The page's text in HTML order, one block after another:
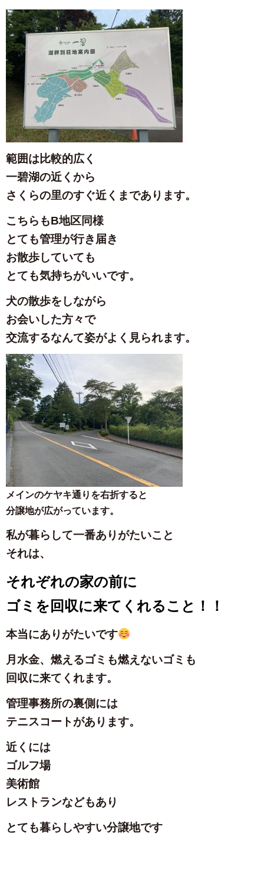
範囲は比較的広く
一碧湖の近くから
さくらの里のすぐ近くまであります。
こちらもB地区同様
とても管理が行き届き
お散歩していても
とても気持ちがいいです。
犬の散歩をしながら
お会いした方々で
交流するなんて姿がよく見られます。
メインのケヤキ通りを右折すると
分譲地が広がっています。
私が暮らして一番ありがたいこと
それは、
それぞれの家の前に
ゴミを回収に来てくれること！！
本当にありがたいです
月水金、燃えるゴミも燃えないゴミも
回収に来てくれます。
管理事務所の裏側には
テニスコートがあります。
近くには
ゴルフ場
美術館
レストランなどもあり
とても暮らしやすい分譲地です